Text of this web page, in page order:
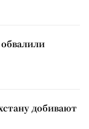
добивают